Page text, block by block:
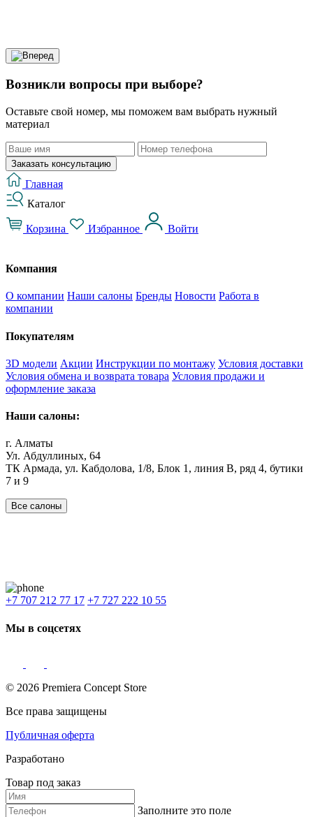
Возникли вопросы при выборе?
Оставьте свой номер, мы поможем вам выбрать нужный
материал
Заказать консультацию
Главная
Каталог
Корзина Избранное Войти
Компания
О компании Наши салоны Бренды Новости Работа в
компании
Покупателям
3D модели Акции Инструкции по монтажу Условия доставки
Условия обмена и возврата товара Условия продажи и
оформление заказа
Наши салоны:
г. Алматы
Ул. Абдуллиных, 64
ТК Армада, ул. Кабдолова, 1/8, Блок 1, линия В, ряд 4, бутики
7 и 9
Все салоны
+7 707 212 77 17 +7 727 222 10 55
Мы в соцсетях
© 2026 Premiera Concept Store
Все права защищены
Публичная оферта
Разработано
Товар под заказ
Заполните это поле